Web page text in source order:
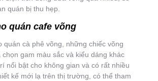
quán bị thu hẹp.
quán cafe võng
quán cà phê võng, những chiếc võng
gam màu sắc và kiểu dáng khác
nổi bật cho không gian và có rất nhiều
kế mới lạ trên thị trường, có thể tham